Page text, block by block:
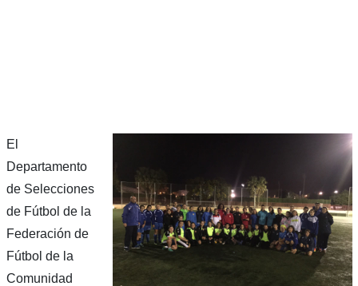
El
Departamento
de Selecciones
de Fútbol de la
Federación de
Fútbol de la
Comunidad